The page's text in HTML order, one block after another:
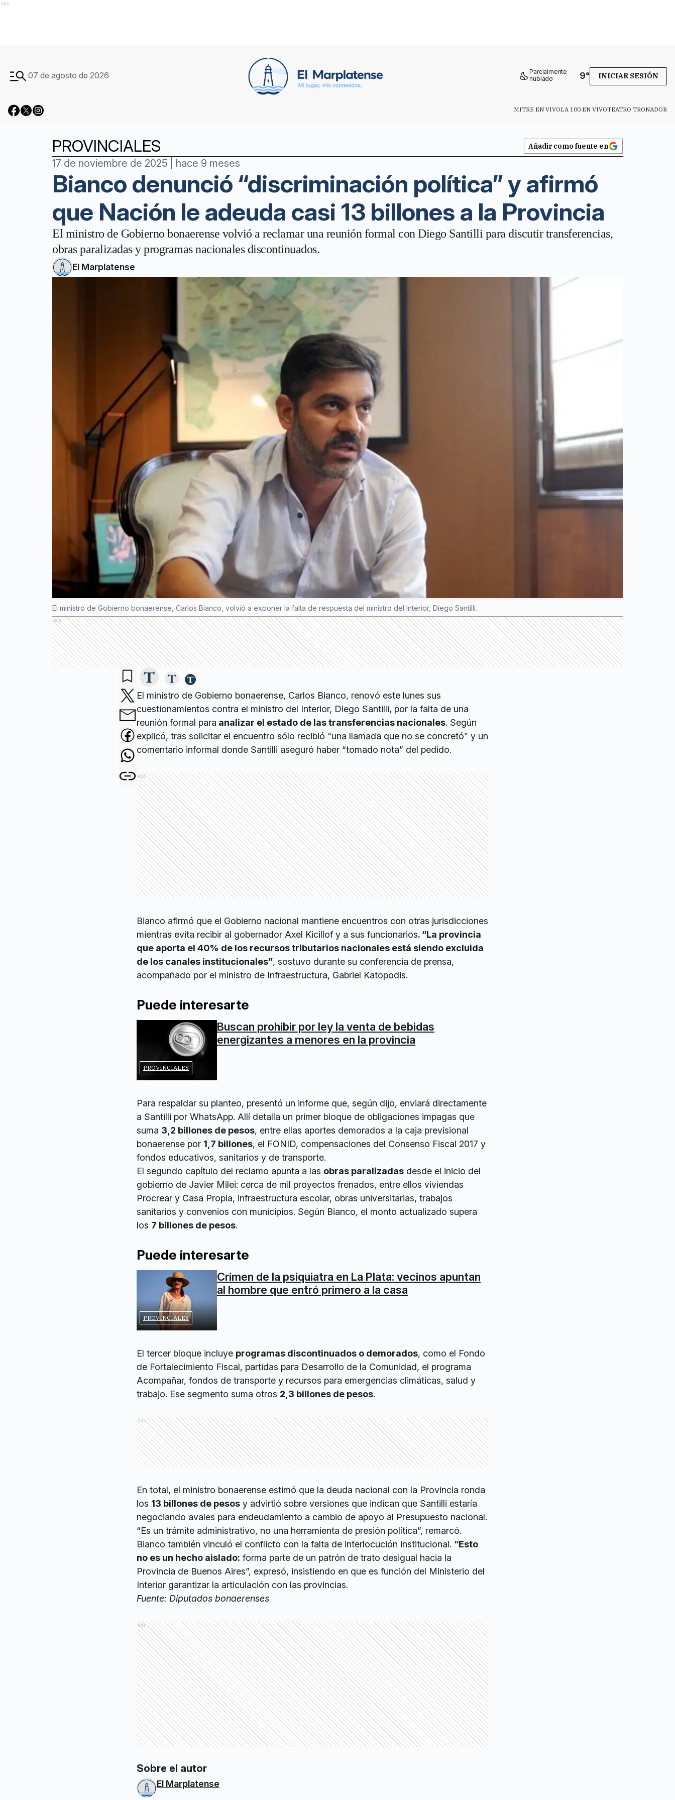
Ads
07 de agosto de 2026
Parcialmente
nublado
9° INICIAR SESIÓN
MITRE EN VIVOLA 100 EN VIVOTEATRO TRONADOR
PROVINCIALES Añadir como fuente en
17 de noviembre de 2025 | hace 9 meses
Bianco denunció “discriminación política” y afirmó
que Nación le adeuda casi 13 billones a la Provincia
El ministro de Gobierno bonaerense volvió a reclamar una reunión formal con Diego Santilli para discutir transferencias,
obras paralizadas y programas nacionales discontinuados.
El Marplatense
El ministro de Gobierno bonaerense, Carlos Bianco, volvió a exponer la falta de respuesta del ministro del Interior, Diego Santilli.
Ads
El ministro de Gobierno bonaerense, Carlos Bianco, renovó este lunes sus
cuestionamientos contra el ministro del Interior, Diego Santilli, por la falta de una
reunión formal para analizar el estado de las transferencias nacionales. Según
explicó, tras solicitar el encuentro sólo recibió “una llamada que no se concretó” y un
comentario informal donde Santilli aseguró haber “tomado nota” del pedido.
Ads
Bianco afirmó que el Gobierno nacional mantiene encuentros con otras jurisdicciones
mientras evita recibir al gobernador Axel Kicillof y a sus funcionarios. “La provincia
que aporta el 40% de los recursos tributarios nacionales está siendo excluida
de los canales institucionales”, sostuvo durante su conferencia de prensa,
acompañado por el ministro de Infraestructura, Gabriel Katopodis.
Puede interesarte
PROVINCIALES
Buscan prohibir por ley la venta de bebidas
energizantes a menores en la provincia
Para respaldar su planteo, presentó un informe que, según dijo, enviará directamente
a Santilli por WhatsApp. Allí detalla un primer bloque de obligaciones impagas que
suma 3,2 billones de pesos, entre ellas aportes demorados a la caja previsional
bonaerense por 1,7 billones, el FONID, compensaciones del Consenso Fiscal 2017 y
fondos educativos, sanitarios y de transporte.
El segundo capítulo del reclamo apunta a las obras paralizadas desde el inicio del
gobierno de Javier Milei: cerca de mil proyectos frenados, entre ellos viviendas
Procrear y Casa Propia, infraestructura escolar, obras universitarias, trabajos
sanitarios y convenios con municipios. Según Bianco, el monto actualizado supera
los 7 billones de pesos.
Puede interesarte
PROVINCIALES
Crimen de la psiquiatra en La Plata: vecinos apuntan
al hombre que entró primero a la casa
El tercer bloque incluye programas discontinuados o demorados, como el Fondo
de Fortalecimiento Fiscal, partidas para Desarrollo de la Comunidad, el programa
Acompañar, fondos de transporte y recursos para emergencias climáticas, salud y
trabajo. Ese segmento suma otros 2,3 billones de pesos.
Ads
En total, el ministro bonaerense estimó que la deuda nacional con la Provincia ronda
los 13 billones de pesos y advirtió sobre versiones que indican que Santilli estaría
negociando avales para endeudamiento a cambio de apoyo al Presupuesto nacional.
“Es un trámite administrativo, no una herramienta de presión política”, remarcó.
Bianco también vinculó el conflicto con la falta de interlocución institucional. “Esto
no es un hecho aislado: forma parte de un patrón de trato desigual hacia la
Provincia de Buenos Aires”, expresó, insistiendo en que es función del Ministerio del
Interior garantizar la articulación con las provincias.
Fuente: Diputados bonaerenses
Ads
Sobre el autor
El Marplatense